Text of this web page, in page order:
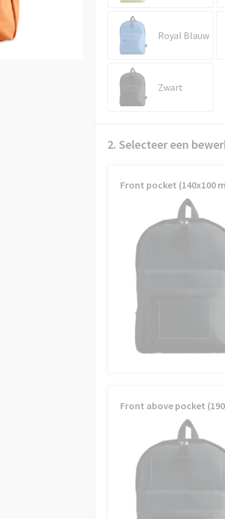
Royal Blauw
Zwart
2. Selecteer een
Front pocket (140x100
Front above pocket